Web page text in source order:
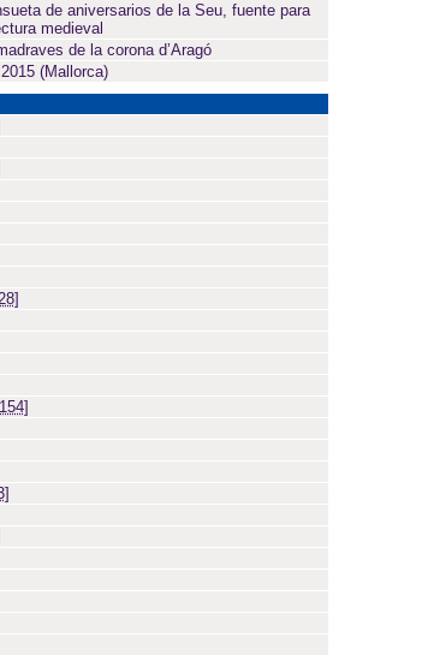
de aniversarios de la Seu, fuente para
medieval
de la corona d’Aragó
(Mallorca)